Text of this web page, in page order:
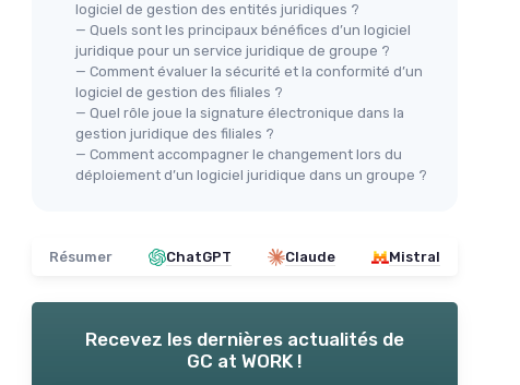
logiciel de gestion des entités juridiques ?
— Quels sont les principaux bénéfices d’un logiciel
juridique pour un service juridique de groupe ?
— Comment évaluer la sécurité et la conformité d’un
logiciel de gestion des filiales ?
— Quel rôle joue la signature électronique dans la
gestion juridique des filiales ?
— Comment accompagner le changement lors du
déploiement d’un logiciel juridique dans un groupe ?
Résumer ChatGPT Claude Mistral
Recevez les dernières actualités de
GC at WORK !